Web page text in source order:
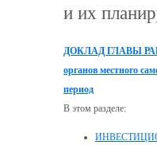
и их
ДОКЛАД ГЛАВЫ
органов местного
период
В этом разделе: